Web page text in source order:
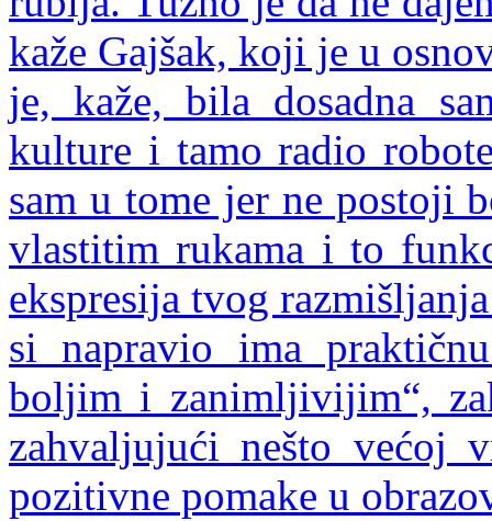
kaže Gajšak, koji je u
je, kaže, bila dosadna
kulture i tamo radio
sam u tome jer ne postoji
vlastitim rukama i to
ekspresija tvog
si napravio ima
boljim i zanimljivijim“,
zahvaljujući nešto većoj
pozitivne pomake u